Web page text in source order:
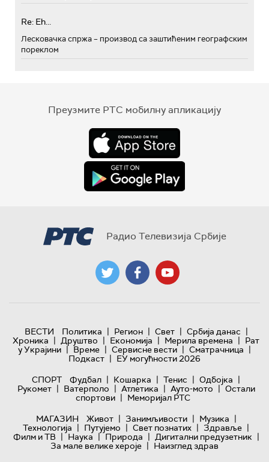
Re: Eh...
Лесковачка спржа – производ са заштићеним географским
пореклом
Преузмите РТС мобилну апликацију
Радио Телевизија Србије
ВЕСТИ Политика | Регион | Свет | Србија данас |
Хроника | Друштво | Економија | Мерила времена | Рат
у Украјини | Време | Сервисне вести | Сматрачница |
Подкаст | ЕУ могућности 2026
СПОРТ
Фудбал | Кошарка | Тенис | Одбојка |
Рукомет | Ватерполо | Атлетика | Ауто-мото | Остали
спортови | Меморијал РТС
МАГАЗИН
Живот | Занимљивости | Музика |
Технологијa | Путујемо | Свет познатих | Здравље |
Филм и ТВ | Наука | Природа | Дигитални предузетник |
За мале велике хероје | Наизглед здрав